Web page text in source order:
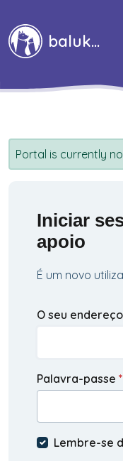
baluka
Portal is currently
Iniciar
apoio
É um novo
O seu
Palavra-passe *
Lembre-se